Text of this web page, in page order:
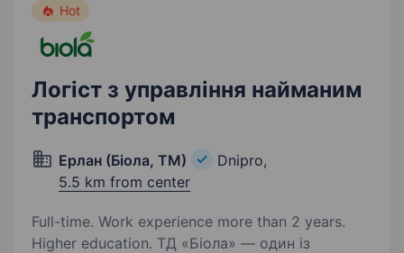
Hot
Логіст з управління найманим
транспортом
Ерлан (Біола, ТМ)
Dnipro,
5.5 km from center
Full-time. Work experience more than 2 years.
Higher education. ТД «Біола» — один із